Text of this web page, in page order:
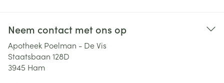
Neem contact met ons op
Apotheek Poelman - De Vis
Staatsbaan 128D
3945 Ham